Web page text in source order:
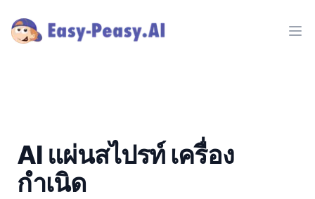
AI แผ่นสไปรท์ เครื่อง
กำเนิด